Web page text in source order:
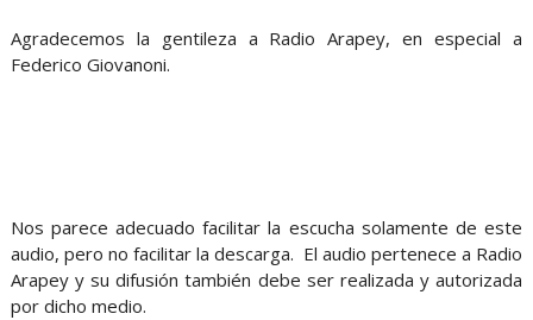
Agradecemos la gentileza a Radio Arapey, en especial a
Federico Giovanoni.
Nos parece adecuado facilitar la escucha solamente de este
audio, pero no facilitar la descarga. El audio pertenece a Radio
Arapey y su difusión también debe ser realizada y autorizada
por dicho medio.